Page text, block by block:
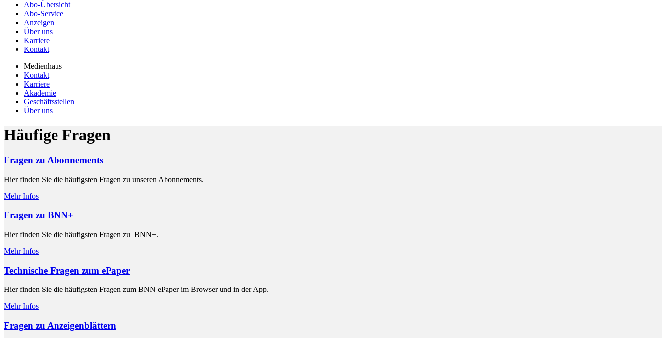
Abo-Übersicht
Abo-Service
Anzeigen
Über uns
Karriere
Kontakt
Medienhaus
Kontakt
Karriere
Akademie
Geschäftsstellen
Über uns
Häufige Fragen
Fragen zu Abonnements
Hier finden Sie die häufigsten Fragen zu unseren Abonnements.
Mehr Infos
Fragen zu BNN+
Hier finden Sie die häufigsten Fragen zu BNN+.
Mehr Infos
Technische Fragen zum ePaper
Hier finden Sie die häufigsten Fragen zum BNN ePaper im Browser und in der App.
Mehr Infos
Fragen zu Anzeigenblättern